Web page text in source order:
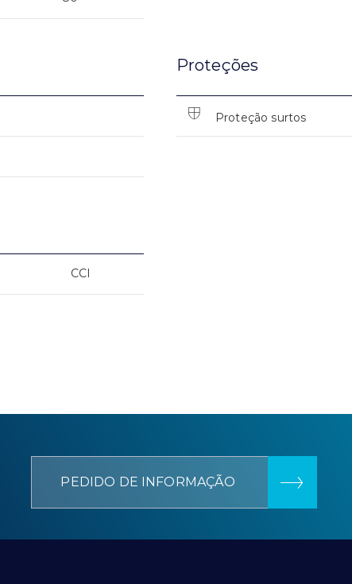
Proteções
Proteção surtos
CCI
PEDIDO DE INFORMAÇÃO